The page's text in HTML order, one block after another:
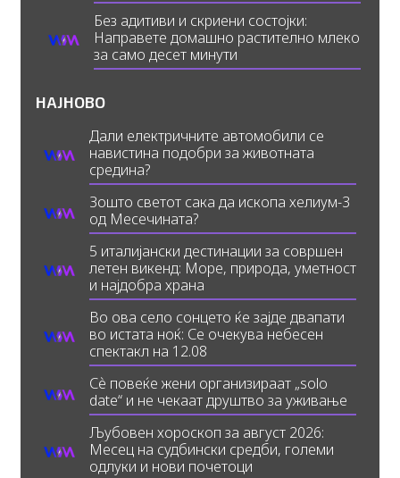
Без адитиви и скриени состојки:
Направете домашно растително млеко
за само десет минути
НАЈНОВО
Дали електричните автомобили се
навистина подобри за животната
средина?
Зошто светот сака да ископа хелиум-3
од Месечината?
5 италијански дестинации за совршен
летен викенд: Море, природа, уметност
и најдобра храна
Во ова село сонцето ќе зајде двапати
во истата ноќ: Се очекува небесен
спектакл на 12.08
Сè повеќе жени организираат „solo
date“ и не чекаат друштво за уживање
Љубовен хороскоп за август 2026:
Месец на судбински средби, големи
одлуки и нови почетоци